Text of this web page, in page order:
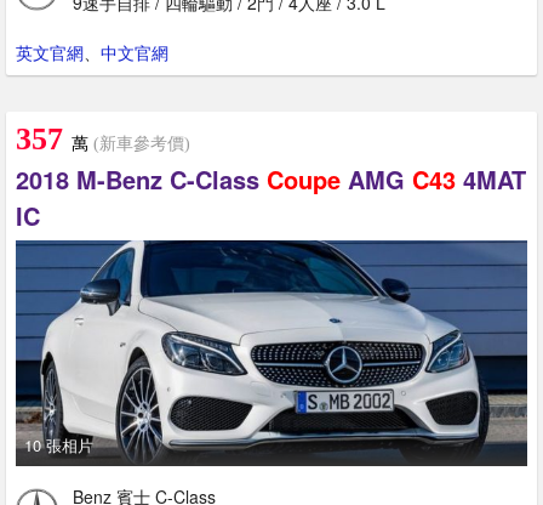
英文官網、 中文官網
357 萬 (新車參考價)
2018 M-Benz C-Class Coupe AMG C43 4MAT
IC
10 張相片
Benz 賓士 C-Class